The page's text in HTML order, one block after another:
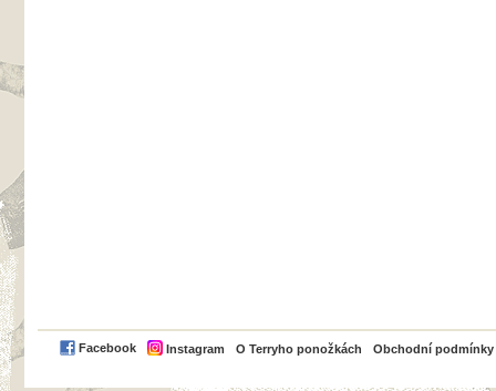
Facebook Instagram O Terryho ponožkách Obchodní podmínky
PayPal